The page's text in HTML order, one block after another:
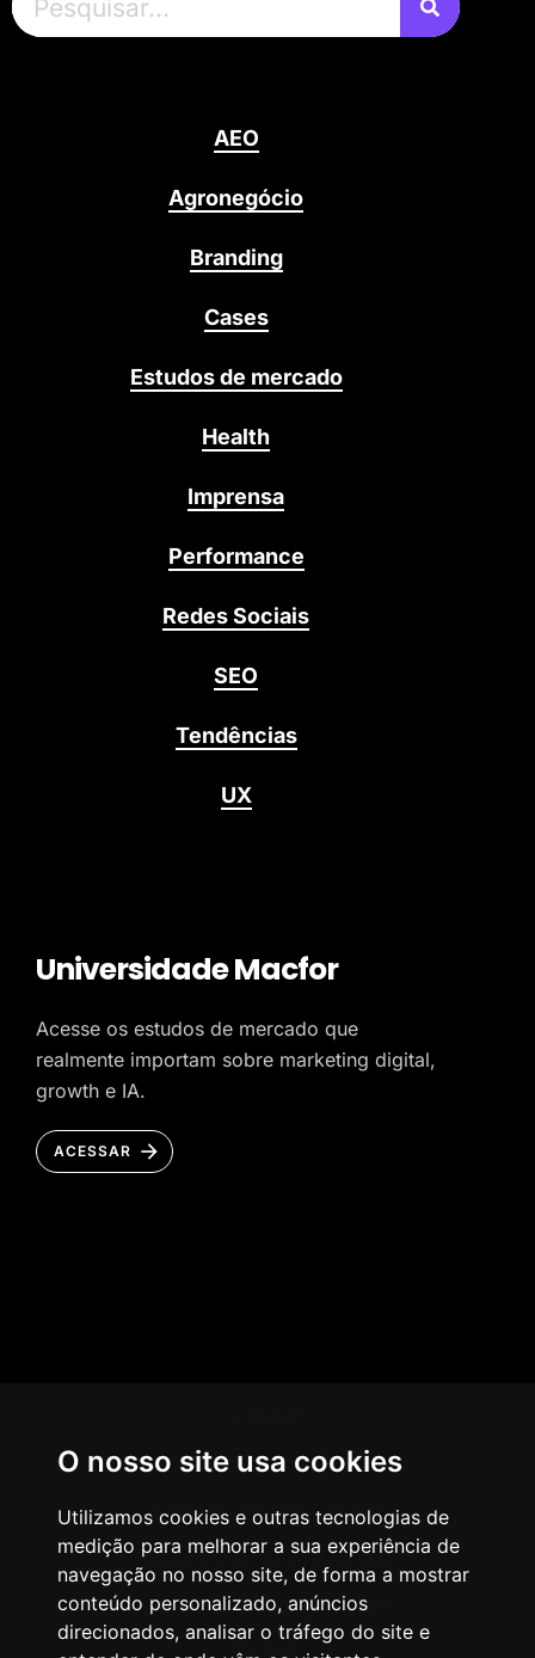
O nosso site usa cookies
Utilizamos cookies e outras tecnologias de
medição para melhorar a sua experiência de
navegação no nosso site, de forma a mostrar
conteúdo personalizado, anúncios
direcionados, analisar o tráfego do site e
AEO
Agronegócio
Branding
Cases
Estudos de mercado
Health
Imprensa
Performance
Redes Sociais
SEO
Tendências
UX
Universidade Macfor
Acesse os estudos de mercado que
realmente importam sobre marketing digital,
growth e IA.
ACESSAR
AGÊNCIA
COMO PENSAMOS
NOSSOS SERVIÇOS
CASES & CLIENTES
BLOG